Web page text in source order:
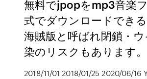
無料でjpopをmp3音楽
式でダウンロードでき
海賊版と呼ばれ閉鎖・
染のリスクもあります。
2018/11/01 2018/01/25 2020/06/16